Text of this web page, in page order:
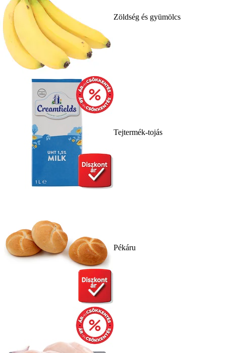
Zöldség és gyümölcs
Tejtermék-tojás
Pékáru